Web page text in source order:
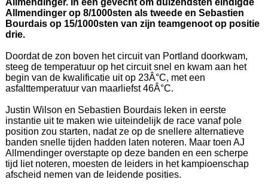
Allmendinger. In een gevecht om duizendsten eindigde
Allmendinger op 8/1000sten als tweede en Sebastien
Bourdais op 15/1000sten van zijn teamgenoot op positie
drie.
Doordat de zon boven het circuit van Portland doorkwam,
steeg de temperatuur op het circuit snel en kwam aan het
begin van de kwalificatie uit op 23Â°C, met een
asfalttemperatuur van maarliefst 46Â°C.
Justin Wilson en Sebastien Bourdais leken in eerste
instantie uit te maken wie uiteindelijk de race vanaf pole
position zou starten, nadat ze op de snellere alternatieve
banden snelle tijden hadden laten noteren. Maar toen AJ
Allmendinger overstapte op deze banden en een scherpe
tijd liet noteren, moesten de leiders in het kampioenschap
afscheid nemen van de leidende posities.